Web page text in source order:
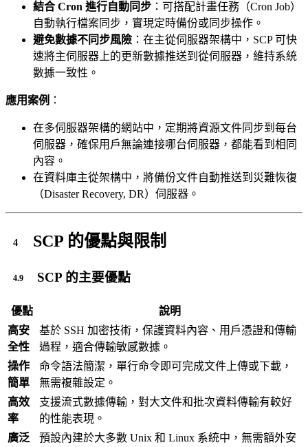
結合 Cron 進行自動同步 ：可搭配計畫任務（Cron Job）
自動執行檔案同步，實現定時備份或同步操作。
避免數據不同步風險 ：在主從伺服器架構中，SCP 可快
速將主伺服器上的更新數據推送到從伺服器，維持系統
數據一致性。
應用案例 ：
在多伺服器架構的網站中，定期將資源文件同步到每台
伺服器，確保用戶無論連接哪台伺服器，都能看到相同
內容。
在資料庫主從架構中，將備份文件自動推送到災難恢復
（Disaster Recovery, DR）伺服器。
SCP 的優點與限制
SCP 的主要優點
優點
說明
高安
全性
基於 SSH 加密技術，保護資料內容、用戶憑證和傳輸
過程，適合傳輸敏感數據。
操作
簡單
命令語法簡潔，單行命令即可完成文件上傳或下載，
無需複雜設定。
高效
率
支援流式數據傳輸，對大文件和批次資料傳輸有較好
的性能表現。
廣泛
預設內建於大多數 Unix 和 Linux 系統中，無需額外安